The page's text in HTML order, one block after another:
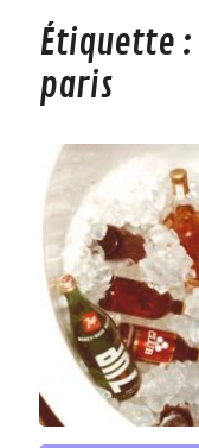
Étiquette :
paris